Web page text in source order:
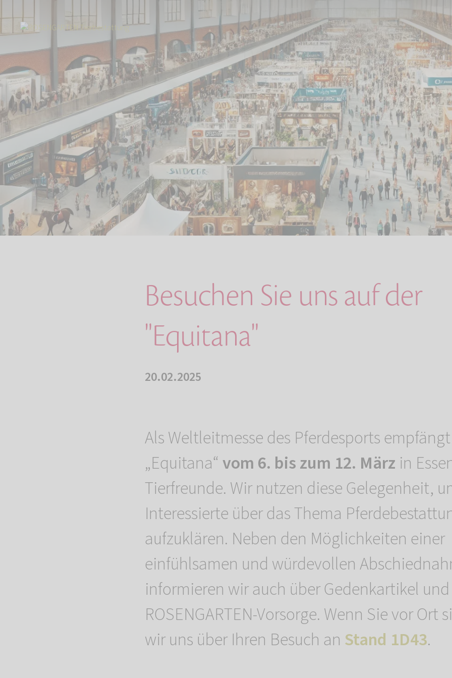
Start Aktuelles Besuchen Sie uns auf der "Equitana"
Besuchen Sie uns auf der
"Equitana"
20.02.2025
Als Weltleitmesse des Pferdesports
„Equitana“vom 6. bis zum 12. März in
Tierfreunde. Wir nutzen diese Gelegenheit,
Interessierte über das Thema
aufzuklären. Neben den Möglichkeiten einer
einfühlsamen und würdevollen
informieren wir auch über Gedenkartikel
ROSENGARTEN-Vorsorge. Wenn Sie vor Ort
wir uns über Ihren Besuch an Stand 1D43.